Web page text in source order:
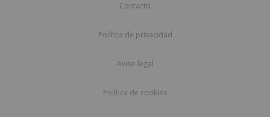
Contacto
Política de privacidad
Aviso legal
Política de cookies